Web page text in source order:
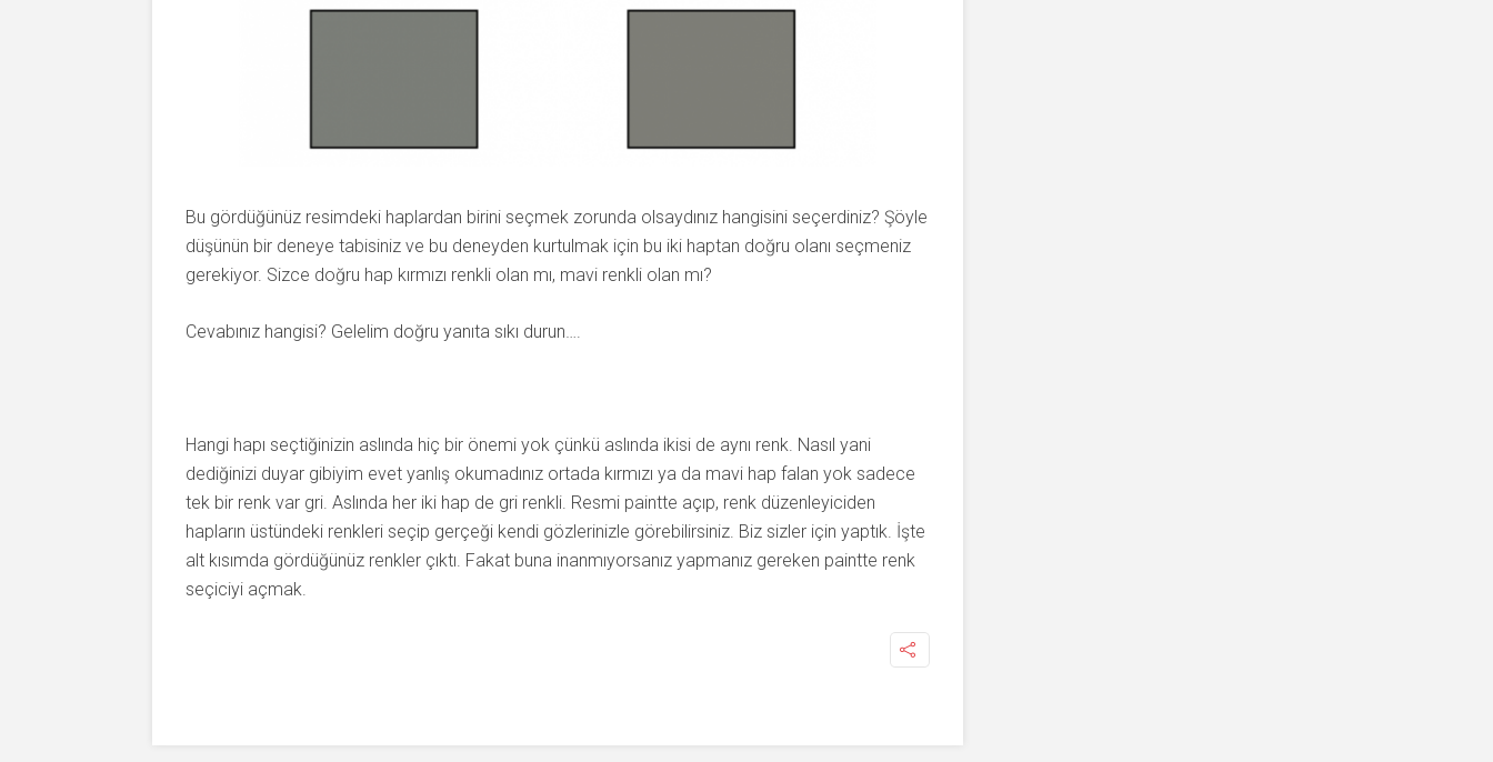
Bu gördüğünüz resimdeki haplardan birini seçmek zorunda olsaydınız hangisini seçerdiniz? Şöyle
düşünün bir deneye tabisiniz ve bu deneyden kurtulmak için bu iki haptan doğru olanı seçmeniz
gerekiyor. Sizce doğru hap kırmızı renkli olan mı, mavi renkli olan mı?
Cevabınız hangisi? Gelelim doğru yanıta sıkı durun….
Hangi hapı seçtiğinizin aslında hiç bir önemi yok çünkü aslında ikisi de aynı renk. Nasıl yani
dediğinizi duyar gibiyim evet yanlış okumadınız ortada kırmızı ya da mavi hap falan yok sadece
tek bir renk var gri. Aslında her iki hap de gri renkli. Resmi paintte açıp, renk düzenleyiciden
hapların üstündeki renkleri seçip gerçeği kendi gözlerinizle görebilirsiniz. Biz sizler için yaptık. İşte
alt kısımda gördüğünüz renkler çıktı. Fakat buna inanmıyorsanız yapmanız gereken paintte renk
seçiciyi açmak.